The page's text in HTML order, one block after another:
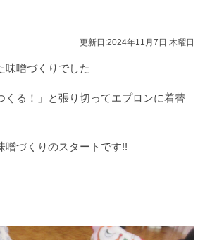
る情報
の情報
おみ
更新日:2024年11月7日 木曜日
味噌づくりでした
くる！」と張り切ってエプロンに着替
づくりのスタートです!!